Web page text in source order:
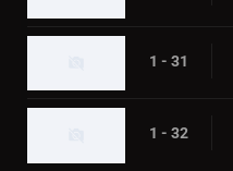
1 - 31
1 - 32